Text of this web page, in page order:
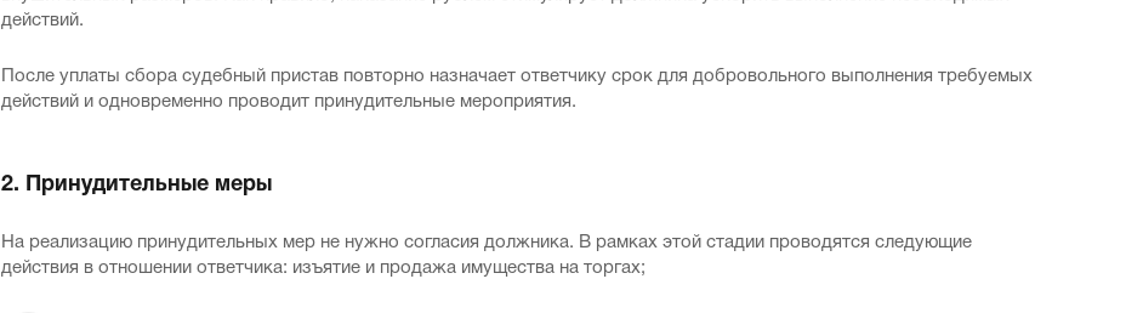
действий.
После уплаты сбора судебный пристав повторно назначает ответчику срок для добровольного выполнения требуемых
действий и одновременно проводит принудительные мероприятия.
2. Принудительные меры
На реализацию принудительных мер не нужно согласия должника. В рамках этой стадии проводятся следующие
действия в отношении ответчика: изъятие и продажа имущества на торгах;